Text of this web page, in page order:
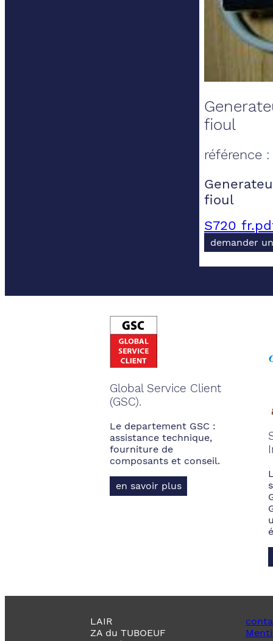
fioul
référence :
fioul
S720
demander
Global Service Client
(GSC).
Le departement GSC :
assistance technique,
fourniture de
composants et conseil.
en savoir plus
LAIR
ZA du TUBOEUF